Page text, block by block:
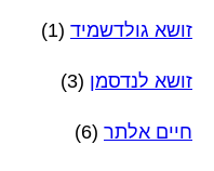
זושא גולדשמיד (1)
זושא לנדסמן (3)
חיים אלתר (6)